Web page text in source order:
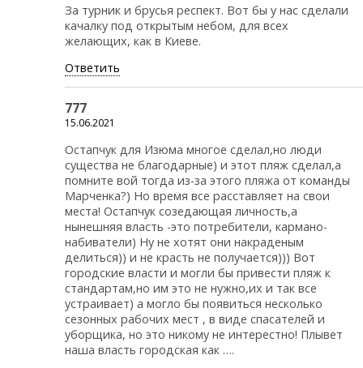
За турник и брусья респект. Вот бы у нас сделали
качалку под открытым небом, для всех
желающих, как в Киеве.
Ответить
777
15.06.2021
Остапчук для Изюма многое сделал,но люди
существа не благодарные) и этот пляж сделал,а
помните вой тогда из-за этого пляжа от команды
Марченка?) Но время все расставляет на свои
места! Остапчук созедающая личность,а
нынешняя власть -это потребители, кармано-
набиватели) Ну не хотят они накраденым
делиться)) и не красть не получается))) Вот
городские власти и могли бы привести пляж к
стандартам,но им это не нужно,их и так все
устраивает) а могло бы появиться несколько
сезонных рабочих мест , в виде спасателей и
уборщика, но это никому не интерестно! Плывет
наша власть городская как ….